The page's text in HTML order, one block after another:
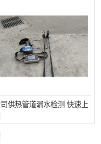
供热管道漏水检测 快速上